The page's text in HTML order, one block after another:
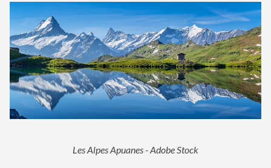
Les Alpes Apuanes - Adobe Stock